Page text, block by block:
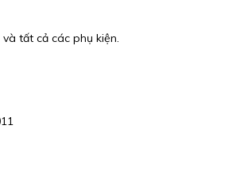
tất cả các phụ kiện.